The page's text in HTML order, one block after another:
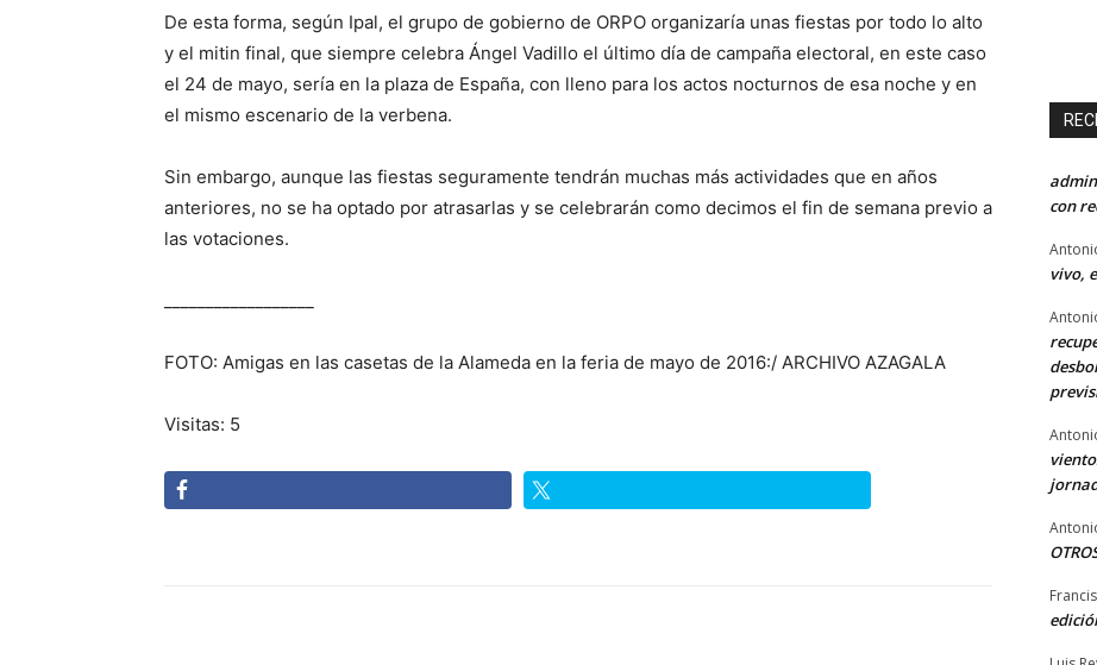
De esta forma, según Ipal, el grupo de gobierno de ORPO organizaría unas fiestas por todo lo alto
y el mitin final, que siempre celebra Ángel Vadillo el último día de campaña electoral, en este caso
el 24 de mayo, sería en la plaza de España, con lleno para los actos nocturnos de esa noche y en
el mismo escenario de la verbena.
Sin embargo, aunque las fiestas seguramente tendrán muchas más actividades que en años
anteriores, no se ha optado por atrasarlas y se celebrarán como decimos el fin de semana previo a
las votaciones.
FOTO: Amigas en las casetas de la Alameda en la feria de mayo de 2016:/ ARCHIVO AZAGALA
Visitas: 5
admin
con
vivo,